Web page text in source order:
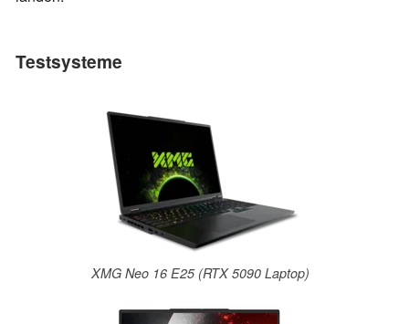
Testsysteme
XMG Neo 16 E25 (RTX 5090 Laptop)